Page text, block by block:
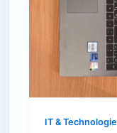
IT & Technologie